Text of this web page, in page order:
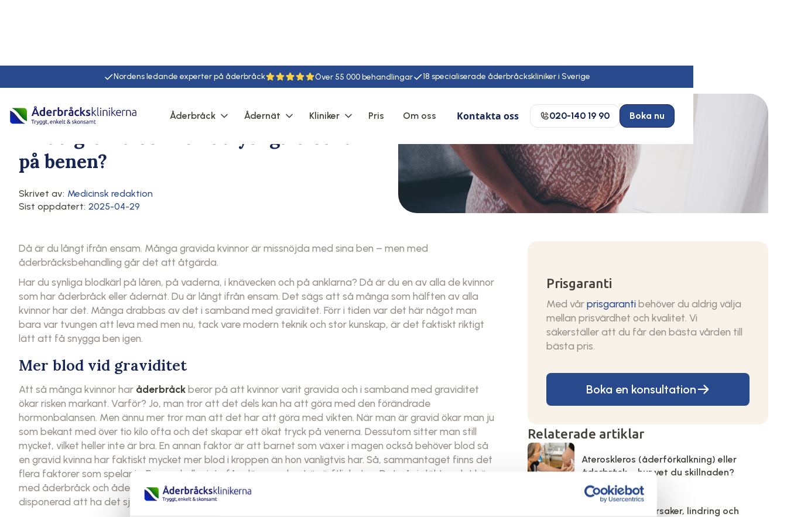
Nordens ledande experter på åderbråck 55 18
Åderbråck Ådernät Kliniker Pris Om oss Kontakta oss 020-140 19 90 Boka nu
Ådernät Orsaker och riskfaktorer
på benen?
Skrivet av: Medicinsk redaktion
Sist oppdatert: 2025-04-29
Då är du långt ifrån ensam. Många gravida kvinnor är missnöjda med sina ben – men med
åderbråcksbehandling går det att åtgärda.
Har du synliga blodkärl på låren, på vaderna, i knävecken och på anklarna? Då är du en av alla de kvinnor
som har åderbråck eller ådernät. Du är långt ifrån ensam. Det sägs att så många som hälften av alla
kvinnor har det. Många drabbas av det i samband med graviditet. Förr i tiden var det här något man
bara var tvungen att leva med men nu, tack vare modern teknik och stor kunskap, är det faktiskt riktigt
lätt att få snygga ben igen.
Mer blod vid graviditet
Att så många kvinnor har åderbråckberor på att kvinnor varit gravida och i samband med graviditet
ökar risken markant. Varför? Jo, man tror att det dels kan ha att göra med den förändrade
hormonbalansen. Men ännu mer tror man att det har att göra med vikten. När man är gravid ökar man ju
som bekant med över tio kilo ofta och det skapar ett ökat tryck på venerna. Dessutom sitter man still
mycket, vilket heller inte är bra. En annan faktor är att barnet som växer i magen också behöver blod så
en gravid kvinna har faktiskt mycket mer blod i kroppen än hon vanligtvis har. Så, sammantaget finns det
flera faktorer som spelar in. En som heller inte får glömmas bort är ärftligheten. Det går i släkten det här
med åderbråck och ådernät. Det vill säga, om en av dina föräldrar har haft åderbråck är du genetiskt
disponerad att ha det själv någon gång i livet.
Prisgaranti
Med vårprisgarantibehöver du aldrig välja
mellan prisvärdhet och kvalitet. Vi
säkerställer att du får den bästa vården till
bästa pris.
Boka en konsultation
Relaterade artiklar
Ateroskleros (åderförkalkning) eller
åderbråck – hur vet du skillnaden?
Svullna anklar: Orsaker, lindring och